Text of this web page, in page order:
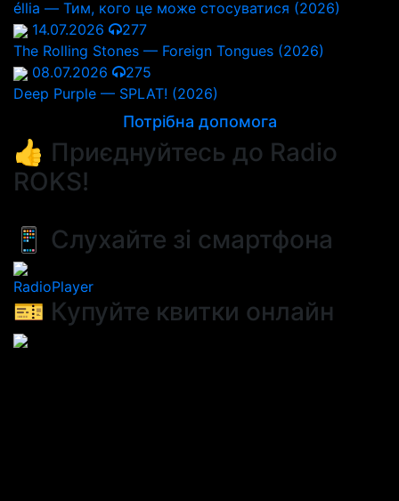
éllia — Тим, кого це може стосуватися (2026)
14.07.2026
277
The Rolling Stones — Foreign Tongues (2026)
08.07.2026
275
Deep Purple — SPLAT! (2026)
Потрібна допомога
👍 Приєднуйтесь до Radio
ROKS!
📱 Слухайте зі смартфона
RadioPlayer
🎫 Купуйте квитки онлайн